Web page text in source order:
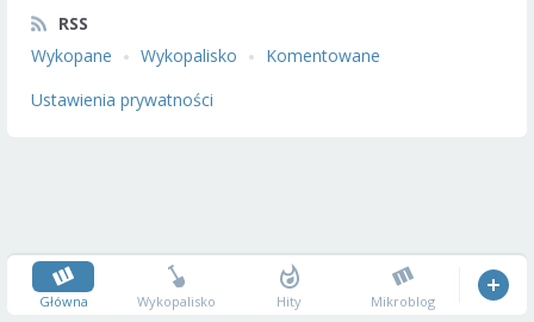
RSS
Wykopane
Wykopalisko
Komentowane
Ustawienia prywatności
Główna Wykopalisko Hity Mikroblog